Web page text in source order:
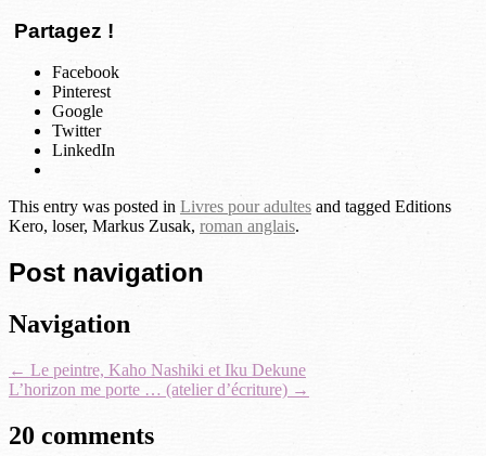
Partagez !
Facebook
Pinterest
Google
Twitter
LinkedIn
This entry was posted in Livres pour adultes and tagged Editions
Kero, loser, Markus Zusak, roman anglais.
Post navigation
Navigation
← Le peintre, Kaho Nashiki et Iku Dekune
L’horizon me porte … (atelier d’écriture) →
20 comments